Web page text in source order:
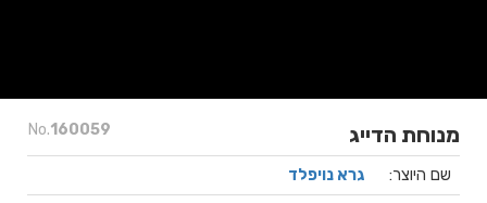
No.160059 מנוחת הדייג
שם היוצר: גרא נויפלד